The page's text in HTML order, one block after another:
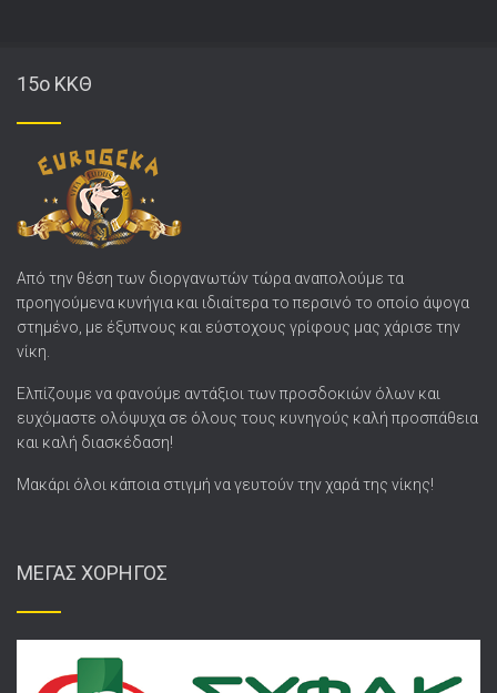
15o ΚΚΘ
Από την θέση των διοργανωτών τώρα αναπολούμε τα
προηγούμενα κυνήγια και ιδιαίτερα το περσινό το οποίο άψογα
στημένο, με έξυπνους και εύστοχους γρίφους μας χάρισε την
νίκη.
Ελπίζουμε να φανούμε αντάξιοι των προσδοκιών όλων και
ευχόμαστε ολόψυχα σε όλους τους κυνηγούς καλή προσπάθεια
και καλή διασκέδαση!
Μακάρι όλοι κάποια στιγμή να γευτούν την χαρά της νίκης!
ΜΕΓΑΣ ΧΟΡΗΓΟΣ